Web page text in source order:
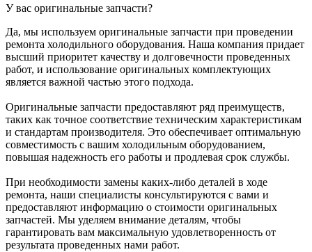
У вас оригинальные запчасти?
Да, мы используем оригинальные запчасти при проведении
ремонта холодильного оборудования. Наша компания придает
высший приоритет качеству и долговечности проведенных
работ, и использование оригинальных комплектующих
является важной частью этого подхода.
Оригинальные запчасти предоставляют ряд преимуществ,
таких как точное соответствие техническим характеристикам
и стандартам производителя. Это обеспечивает оптимальную
совместимость с вашим холодильным оборудованием,
повышая надежность его работы и продлевая срок службы.
При необходимости замены каких-либо деталей в ходе
ремонта, наши специалисты консультируются с вами и
предоставляют информацию о стоимости оригинальных
запчастей. Мы уделяем внимание деталям, чтобы
гарантировать вам максимальную удовлетворенность от
результата проведенных нами работ.